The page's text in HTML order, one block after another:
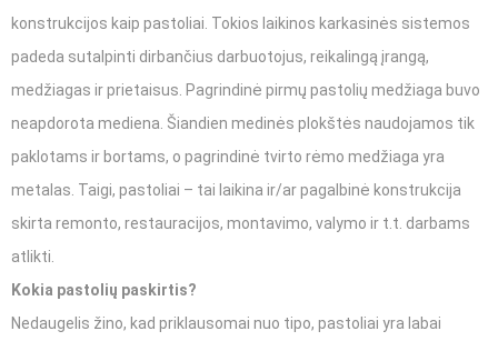
konstrukcijos kaip pastoliai. Tokios laikinos karkasinės sistemos
padeda sutalpinti dirbančius darbuotojus, reikalingą įrangą,
medžiagas ir prietaisus. Pagrindinė pirmų pastolių medžiaga buvo
neapdorota mediena. Šiandien medinės plokštės naudojamos tik
paklotams ir bortams, o pagrindinė tvirto rėmo medžiaga yra
metalas. Taigi, pastoliai – tai laikina ir/ar pagalbinė konstrukcija
skirta remonto, restauracijos, montavimo, valymo ir t.t. darbams
atlikti.
Kokia pastolių paskirtis?
Nedaugelis žino, kad priklausomai nuo tipo, pastoliai yra labai